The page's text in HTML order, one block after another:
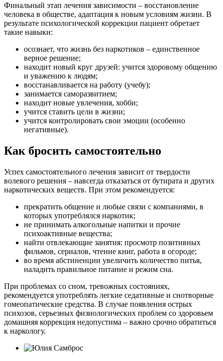
Финальный этап лечения зависимости – восстановление
человека в обществе, адаптация к новым условиям жизни. В
результате психологической коррекции пациент обретает
такие навыки:
осознает, что жизнь без наркотиков – единственное
верное решение;
находит новый круг друзей: учится здоровому общению
и уважению к людям;
восстанавливается на работу (учебу);
занимается саморазвитием;
находит новые увлечения, хобби;
учится ставить цели в жизни;
учится контролировать свои эмоции (особенно
негативные).
Как бросить самостоятельно
Успех самостоятельного лечения зависит от твердости
волевого решения – навсегда отказаться от бутирата и других
наркотических веществ. При этом рекомендуется:
прекратить общение и любые связи с компаниями, в
которых употреблялся наркотик;
не принимать алкогольные напитки и прочие
психоактивные вещества;
найти отвлекающие занятия: просмотр позитивных
фильмов, сериалов, чтение книг, работа в огороде;
во время абстиненции увеличить количество питья,
наладить правильное питание и режим сна.
При проблемах со сном, тревожных состояниях,
рекомендуется употреблять легкие седативные и снотворные
гомеопатические средства. В случае появления острых
психозов, серьезных физиологических проблем со здоровьем
домашняя коррекция недопустима – важно срочно обратиться
к наркологу.